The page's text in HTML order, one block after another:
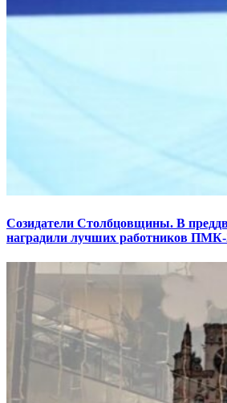
Созидатели Столбцовщины. В
наградили лучших работников ПМК-